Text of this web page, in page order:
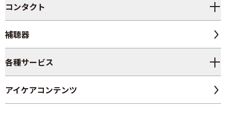
コンタクト
補聴器
各種サービス
アイケアコンテンツ